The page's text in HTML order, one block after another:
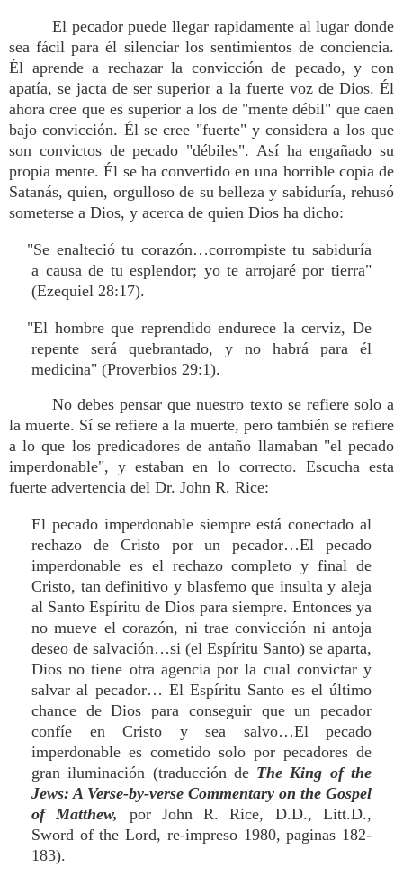
El pecador puede llegar rapidamente al lugar donde
sea fácil para él silenciar los sentimientos de conciencia.
Él aprende a rechazar la convicción de pecado, y con
apatía, se jacta de ser superior a la fuerte voz de Dios. Él
ahora cree que es superior a los de "mente débil" que caen
bajo convicción. Él se cree "fuerte" y considera a los que
son convictos de pecado "débiles". Así ha engañado su
propia mente. Él se ha convertido en una horrible copia de
Satanás, quien, orgulloso de su belleza y sabiduría, rehusó
someterse a Dios, y acerca de quien Dios ha dicho:
"Se enalteció tu corazón…corrompiste tu sabiduría
a causa de tu esplendor; yo te arrojaré por tierra"
(Ezequiel 28:17).
"El hombre que reprendido endurece la cerviz, De
repente será quebrantado, y no habrá para él
medicina" (Proverbios 29:1).
No debes pensar que nuestro texto se refiere solo a
la muerte. Sí se refiere a la muerte, pero también se refiere
a lo que los predicadores de antaño llamaban "el pecado
imperdonable", y estaban en lo correcto. Escucha esta
fuerte advertencia del Dr. John R. Rice:
El pecado imperdonable siempre está conectado al
rechazo de Cristo por un pecador…El pecado
imperdonable es el rechazo completo y final de
Cristo, tan definitivo y blasfemo que insulta y aleja
al Santo Espíritu de Dios para siempre. Entonces ya
no mueve el corazón, ni trae convicción ni antoja
deseo de salvación…si (el Espíritu Santo) se aparta,
Dios no tiene otra agencia por la cual convictar y
salvar al pecador… El Espíritu Santo es el último
chance de Dios para conseguir que un pecador
confíe en Cristo y sea salvo…El pecado
imperdonable es cometido solo por pecadores de
gran iluminación (traducción de The King of the
Jews: A Verse-by-verse Commentary on the Gospel
of Matthew, por John R. Rice, D.D., Litt.D.,
Sword of the Lord, re-impreso 1980, paginas 182-
183).